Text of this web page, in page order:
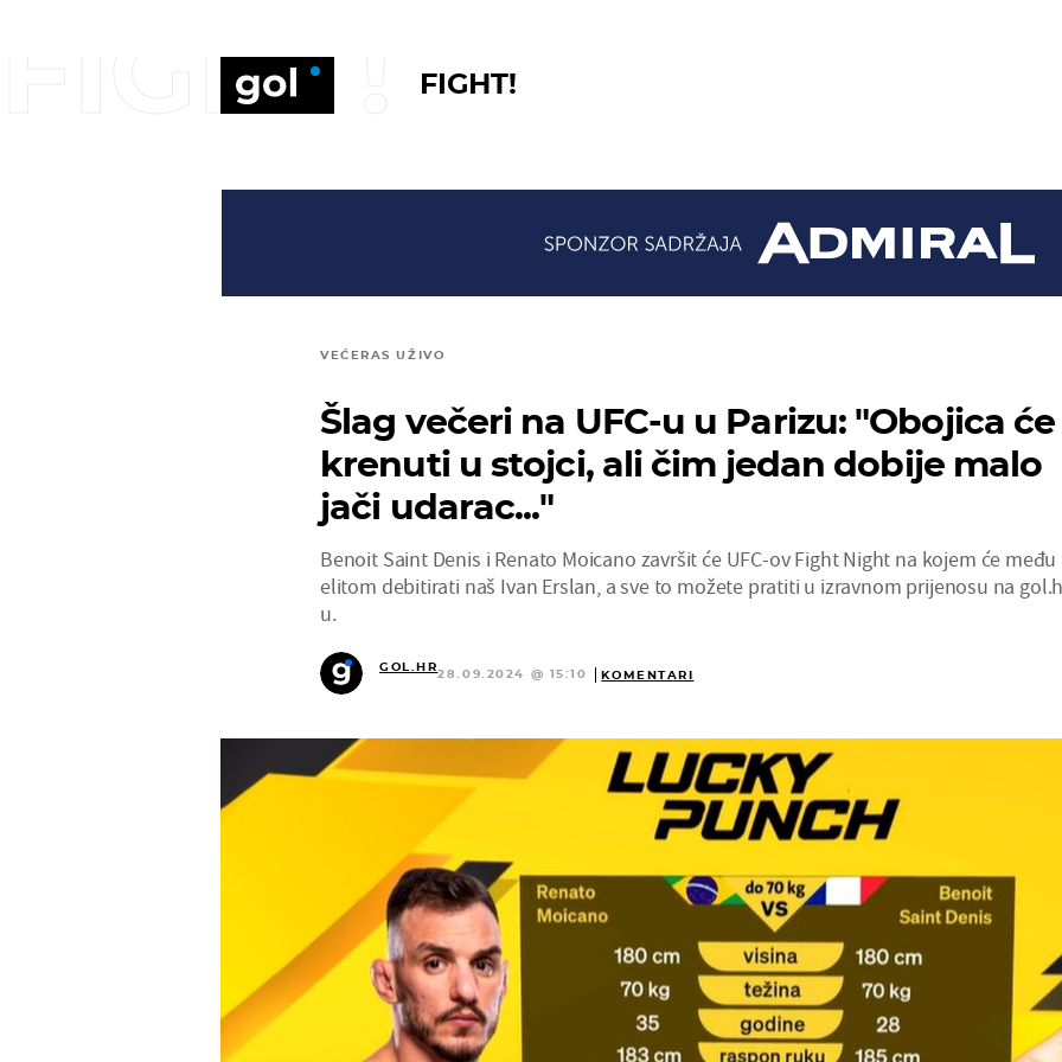
FIGHT!
FIGHT!
VEĆERAS UŽIVO
Šlag večeri na UFC-u u Parizu: "Obojica će
krenuti u stojci, ali čim jedan dobije malo
jači udarac..."
Benoit Saint Denis i Renato Moicano završit će UFC-ov Fight Night na kojem će među
elitom debitirati naš Ivan Erslan, a sve to možete pratiti u izravnom prijenosu na
u.
GOL.HR
28.09.2024 @ 15:10 KOMENTARI